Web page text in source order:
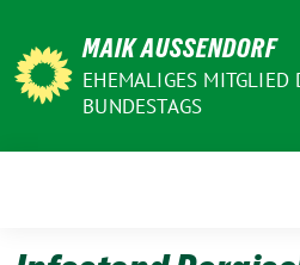
zum
Inhalt
MAIK AUSSENDORF
EHEMALIGES MITGLIED
BUNDESTAGS